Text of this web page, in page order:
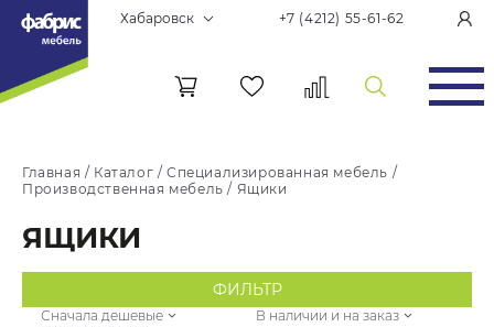
Хабаровск +7 (4212) 55-61-62
Главная / Каталог /Специализированная мебель /
Производственная мебель / Ящики
ЯЩИКИ
ФИЛЬТР
Сначала дешевые
В наличии и на заказ